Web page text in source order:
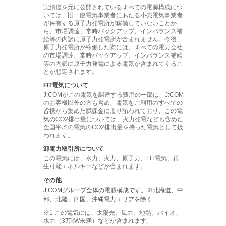
実績値を元に公開されているすべての電源構成につ
いては、旧一般電気事業者にあたる小売電気事業者
が保有する原子力発電所が稼働していないことか
ら、市場調達、常時バックアップ、インバランス補
給等の内訳に原子力発電所が含まれません。今後、
原子力発電所が稼働した際には、すべての電力会社
の市場調達、常時バックアップ、インバランス補給
等の内訳に原子力発電による電気が含まれてくるこ
とが想定されます。
FIT電気について
J:COMがこの電気を調達する費用の一部は、 J:COM
のお客様以外の方も含め、電気をご利用のすべての
皆様から集めた賦課金により賄われており、この電
気のCO2排出量については、火力発電なども含めた
全国平均の電気のCO2排出量を持った電気として扱
われます。
卸電力取引所について
この電気には、水力、火力、原子力、FIT電気、再
生可能エネルギーなどが含まれます。
その他
J:COMグループ全体の電源構成です。※北海道、中
部、北陸、四国、沖縄電力エリアを除く
この電気には、太陽光、風力、地熱、バイオ、
水力（3万kW未満）などが含まれます。